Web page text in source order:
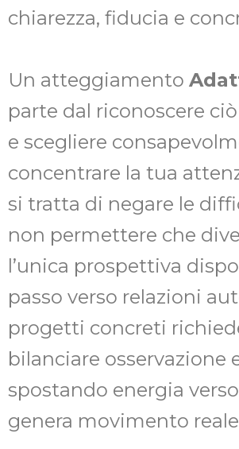
chiarezza, fiducia e
Un atteggiamento
parte dal riconoscere
e scegliere
concentrare la tua
si tratta di negare le
non permettere che
l’unica prospettiva
passo verso relazioni
progetti concreti
bilanciare osservazione
spostando energia
genera movimento